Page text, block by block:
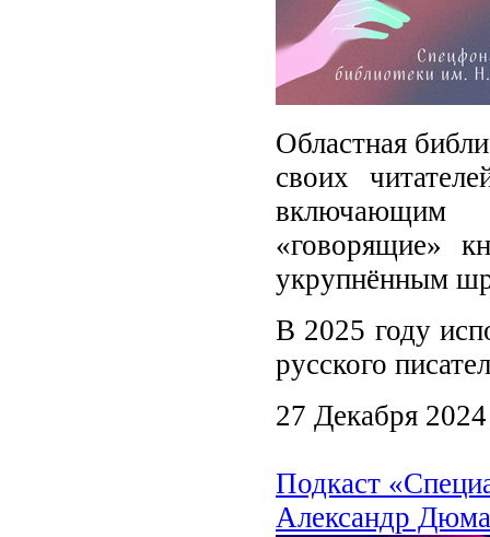
Областная
своих
включающим
«говорящие»
укрупнённым
В 2025 году
русского
27 Декабря 2024
Подкаст
Александр